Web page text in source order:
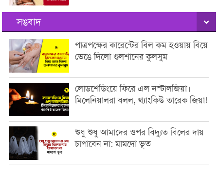
সঙবাদ
পাত্রপক্ষের কারেন্টের বিল কম হওয়ায় বিয়ে
ভেঙে দিলো গুলশানের কুলসুম
লোডশেডিংয়ে ফিরে এল নস্টালজিয়া।
মিলেনিয়ালরা বলল, থ্যাংকিউ তারেক জিয়া!
শুধু শুধু আমাদের ওপর বিদ্যুত বিলের দায়
চাপাবেন না: মামদো ভূত